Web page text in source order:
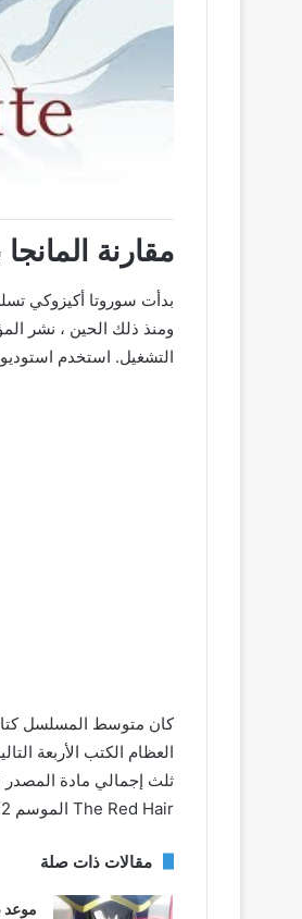
مقارنة المانجا
بدأت سوروتا أكيزوكي
ومنذ ذلك الحين ، نشر
التشغيل. استخدم استوديو Bones للرسوم المتحركة أول أربعة مجلدات في الدفعة الافتتاحية من الأنمي.
كان متوسط ​​المسلسل
The Red Hair الموسم 2. يمكنهم حتى عمل أربع أجزاء أخرى من هذا العرض باستخدام المواد المصدر المتبقية.
مقالات ذات صلة